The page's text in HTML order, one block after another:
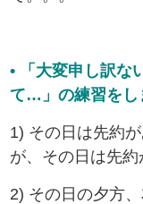
• 「大変申し訳な
て…」の練習をし
1) その日は先約
が、その日は先約
2) その日の夕方